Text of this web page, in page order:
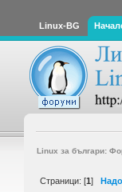
Linux-BG
Linux за българи:
Страници: [1]